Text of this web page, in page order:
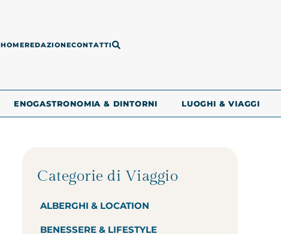
HOMEREDAZIONECONTATTI
ENOGASTRONOMIA & DINTORNI LUOGHI & VIAGGI
Categorie di Viaggio
ALBERGHI & LOCATION
BENESSERE & LIFESTYLE